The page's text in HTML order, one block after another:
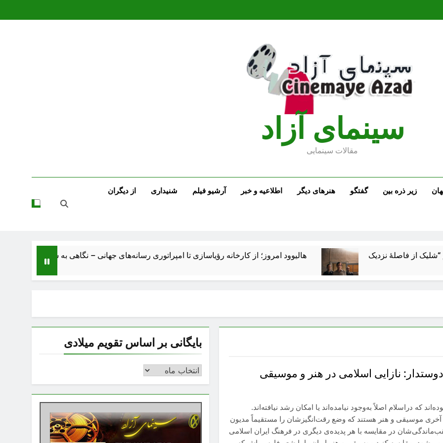
سينماى آزاد
مقالات سينمايى
زیر ذره بین گفتگو هنرهای دیگر اطلاعیه و خبر آرشیو فیلم شنیداری از دیگران
هالیوود امروز؛ از کارخانه رؤیاسازی تا امپراتوری رسانه‌های جهانی – نگاهی به ساختار، اقتصاد، تحولات
نازایی اسلامی در هنر و موسیقی
که دراسلام اصلاً به‌وجود نیامده‌اند یا امکان رشد نیافته‌اند.
آخری موسیقی و هنر هستند که وضع رقت‌انگیزشان را مستقیماً مدیون
در مقایسه با هر پدیده‌ی دیگری در فرهنگ ایران اسلامی
بایگانی بر اساس تقویم میلادی
بایگانی
اساس
تقویم
میلادی